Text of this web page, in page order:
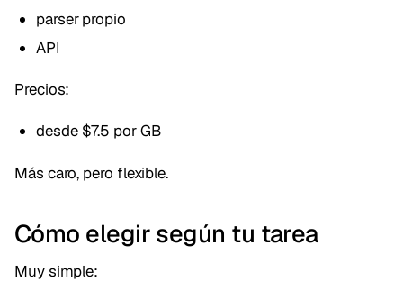
parser propio
API
Precios:
desde $7.5 por GB
Más caro, pero flexible.
Cómo elegir según tu tarea
Muy simple: